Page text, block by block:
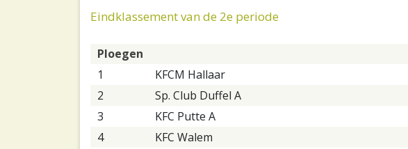
Eindklassement van de 2e periode
Ploegen
1
KFCM Hallaar
2
Sp. Club Duffel A
3
KFC Putte A
4
KFC Walem